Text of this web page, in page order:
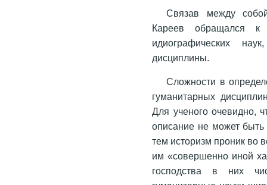
Связав между
Кареев обращался к
идиографических
дисциплины.
Сложности в
гуманитарных
Для ученого очевидно,
описание не может
тем историзм проник во
им «совершенно иной
господства в них